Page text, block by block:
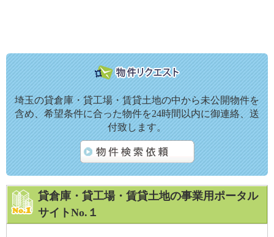
埼玉の貸倉庫・貸工場・賃貸土地の中から未公開物件を
含め、希望条件に合った物件を24時間以内に御連絡、送
付致します。
貸倉庫・貸工場・賃貸土地の事業用ポータル
サイトNo.１